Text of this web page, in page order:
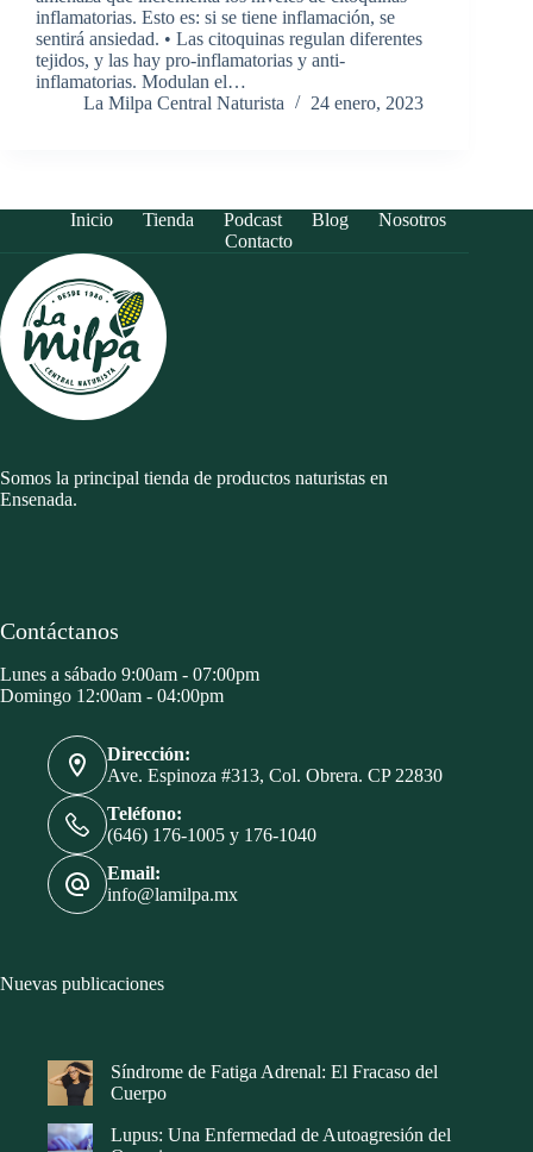
inflamatorias. Esto es: si se tiene inflamación, se
sentirá ansiedad. • Las citoquinas regulan diferentes
tejidos, y las hay pro-inflamatorias y anti-
inflamatorias. Modulan el…
La Milpa Central Naturista
24 enero, 2023
Inicio Tienda Podcast Blog
Nosotros
Contacto
Somos la principal tienda de productos naturistas en
Ensenada.
Contáctanos
Lunes a sábado 9:00am - 07:00pm
Domingo 12:00am - 04:00pm
Dirección:
Ave. Espinoza #313, Col. Obrera. CP 22830
Teléfono:
(646) 176-1005 y 176-1040
Email:
info@lamilpa.mx
Nuevas publicaciones
Síndrome de Fatiga Adrenal: El Fracaso del
Cuerpo
Lupus: Una Enfermedad de Autoagresión del